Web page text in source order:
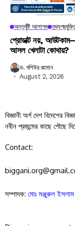
অন্তর্দৃষ্টি আলাপন
প্রোডাক্ট নয়,
আসল খেলাটা কোথায়?
ড. মশিউর রহমান
August 2, 2026
বিজ্ঞানী অর্গ দেশ বিদেশের
নবীন প্রজন্মের কাছে পৌছে
Contact:
সম্পাদক: মোঃ মঞ্জুরুল ইসলাম